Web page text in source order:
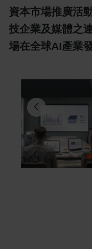
資本市場推廣活
技企業及媒體之
場在全球AI產業